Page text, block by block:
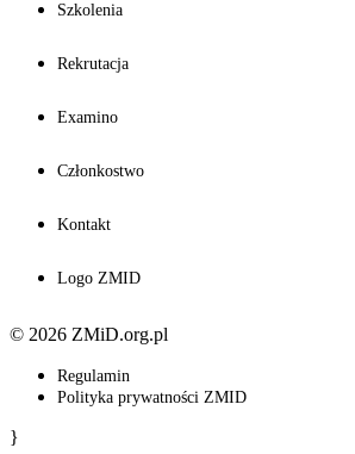
Szkolenia
Rekrutacja
Examino
Członkostwo
Kontakt
Logo ZMID
© 2026 ZMiD.org.pl
Regulamin
Polityka prywatności ZMID
}